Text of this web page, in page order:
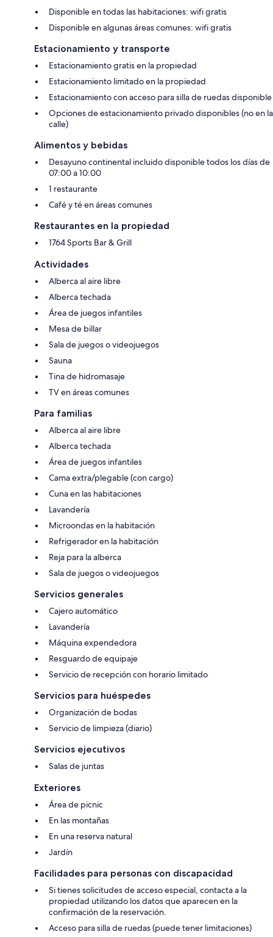
Disponible en todas las habitaciones: wifi gratis
Disponible en algunas áreas comunes: wifi gratis
Estacionamiento y transporte
Estacionamiento gratis en la propiedad
Estacionamiento limitado en la propiedad
Estacionamiento con acceso para silla de ruedas disponible
Opciones de estacionamiento privado disponibles (no en la
calle)
Alimentos y bebidas
Desayuno continental incluido disponible todos los días de
07:00 a 10:00
1 restaurante
Café y té en áreas comunes
Restaurantes en la propiedad
1764 Sports Bar & Grill
Actividades
Alberca al aire libre
Alberca techada
Área de juegos infantiles
Mesa de billar
Sala de juegos o videojuegos
Sauna
Tina de hidromasaje
TV en áreas comunes
Para familias
Alberca al aire libre
Alberca techada
Área de juegos infantiles
Cama extra/plegable (con cargo)
Cuna en las habitaciones
Lavandería
Microondas en la habitación
Refrigerador en la habitación
Reja para la alberca
Sala de juegos o videojuegos
Servicios generales
Cajero automático
Lavandería
Máquina expendedora
Resguardo de equipaje
Servicio de recepción con horario limitado
Servicios para huéspedes
Organización de bodas
Servicio de limpieza (diario)
Servicios ejecutivos
Salas de juntas
Exteriores
Área de picnic
En las montañas
En una reserva natural
Jardín
Facilidades para personas con discapacidad
Si tienes solicitudes de acceso especial, contacta a la
propiedad utilizando los datos que aparecen en la
confirmación de la reservación.
Acceso para silla de ruedas (puede tener limitaciones)